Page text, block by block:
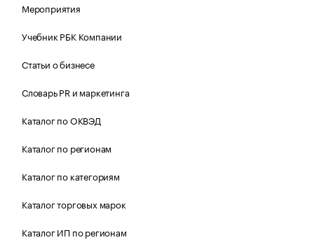
Мероприятия
Учебник РБК Компании
Статьи о бизнесе
Словарь PR и маркетинга
Каталог по ОКВЭД
Каталог по регионам
Каталог по категориям
Каталог торговых марок
Каталог ИП по регионам